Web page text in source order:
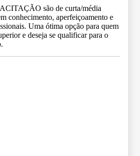
são de curta/média
conhecimento, aperfeiçoamento e
Uma ótima opção para quem
e deseja se qualificar para o